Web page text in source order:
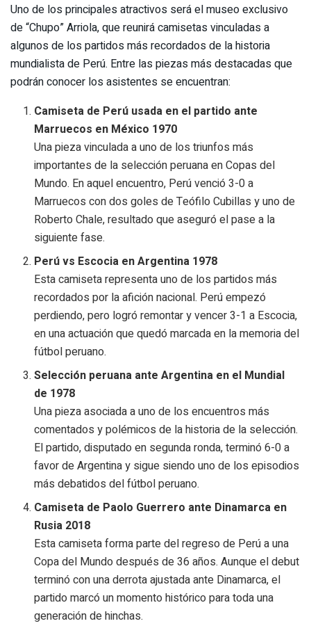
Uno de los principales atractivos será el museo exclusivo
de “Chupo” Arriola, que reunirá camisetas vinculadas a
algunos de los partidos más recordados de la historia
mundialista de Perú. Entre las piezas más destacadas que
podrán conocer los asistentes se encuentran:
Camiseta de Perú usada en el partido ante
Marruecos en México 1970
Una pieza vinculada a uno de los triunfos más
importantes de la selección peruana en Copas del
Mundo. En aquel encuentro, Perú venció 3-0 a
Marruecos con dos goles de Teófilo Cubillas y uno de
Roberto Chale, resultado que aseguró el pase a la
siguiente fase.
Perú vs Escocia en Argentina 1978
Esta camiseta representa uno de los partidos más
recordados por la afición nacional. Perú empezó
perdiendo, pero logró remontar y vencer 3-1 a Escocia,
en una actuación que quedó marcada en la memoria del
fútbol peruano.
Selección peruana ante Argentina en el Mundial
de 1978
Una pieza asociada a uno de los encuentros más
comentados y polémicos de la historia de la selección.
El partido, disputado en segunda ronda, terminó 6-0 a
favor de Argentina y sigue siendo uno de los episodios
más debatidos del fútbol peruano.
Camiseta de Paolo Guerrero ante Dinamarca en
Rusia 2018
Esta camiseta forma parte del regreso de Perú a una
Copa del Mundo después de 36 años. Aunque el debut
terminó con una derrota ajustada ante Dinamarca, el
partido marcó un momento histórico para toda una
generación de hinchas.